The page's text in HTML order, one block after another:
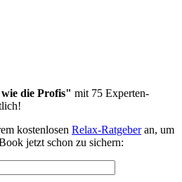
die Profis" mit 75 Experten-
kostenlosen Relax-Ratgeberan, um
jetzt schon zu sichern: